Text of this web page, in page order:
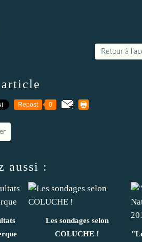
Retour à
Repost 0
aussi :
Les sondages selon
COLUCHE !